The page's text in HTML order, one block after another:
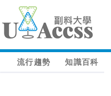
流行趨勢 知識百科